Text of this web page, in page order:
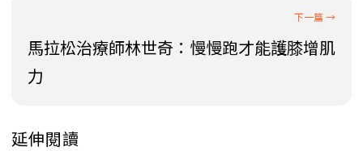
馬拉松治療師林世奇：慢慢跑才能護膝增肌
力
延伸閱讀